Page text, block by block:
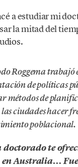
a estudiar mi
la mitad del
Roggema
de políticas
métodos de
ciudades hacer
poblacional.
te
en Australia…